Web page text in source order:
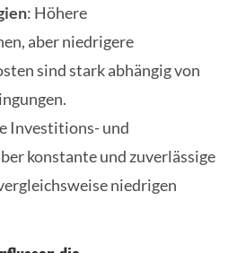
: Höhere
aber niedrigere
sind stark abhängig von
Investitions- und
konstante und zuverlässige
niedrigen